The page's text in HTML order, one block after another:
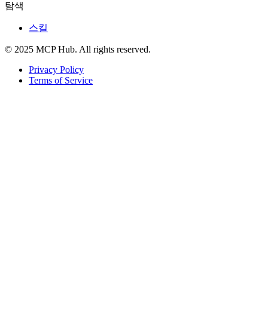
탐색
스킬
© 2025 MCP Hub. All rights reserved.
Privacy Policy
Terms of Service